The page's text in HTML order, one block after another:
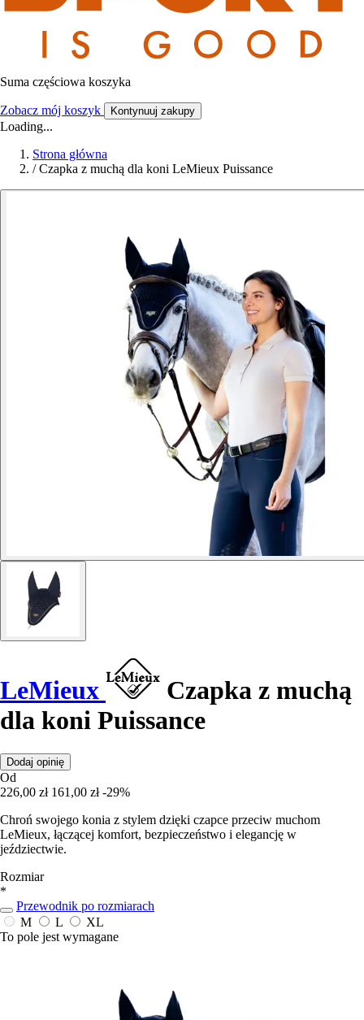
Suma częściowa koszyka
Zobacz mój koszyk Kontynuuj zakupy
Loading...
Strona główna
/ Czapka z muchą dla koni LeMieux Puissance
LeMieux
Czapka z muchą
dla koni Puissance
Dodaj opinię
Od
226,00 zł 161,00 zł -29%
Chroń swojego konia z stylem dzięki czapce przeciw muchom
LeMieux, łączącej komfort, bezpieczeństwo i elegancję w
jeździectwie.
Rozmiar
*
Przewodnik po rozmiarach
M
L
XL
To pole jest wymagane